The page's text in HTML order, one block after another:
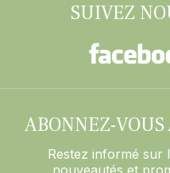
SUIVEZ
ABONNEZ-
Restez informé sur